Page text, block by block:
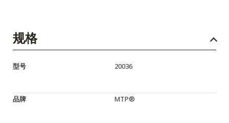
规格
型号 20036
品牌 MTP®